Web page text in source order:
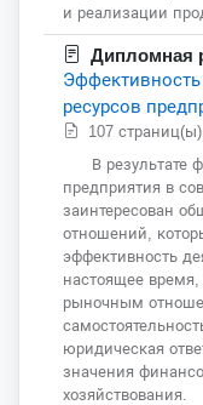
и реализации
Дипломная
ресурсов
107 страниц(ы)
В результате
предприятия в
заинтересован
отношений,
эффективность
настоящее
рыночным
юридическая
значения
хозяйствования.